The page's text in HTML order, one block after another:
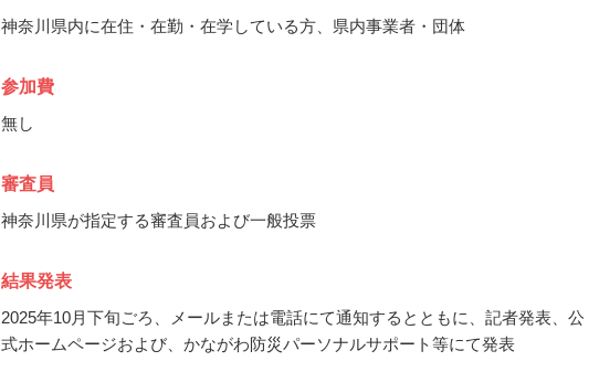
神奈川県内に在住・在勤・在学している方、県内事業者・団体
参加費
無し
審査員
神奈川県が指定する審査員および一般投票
結果発表
2025年10月下旬ごろ、メールまたは電話にて通知するとともに、記者発表、公
式ホームページおよび、かながわ防災パーソナルサポート等にて発表